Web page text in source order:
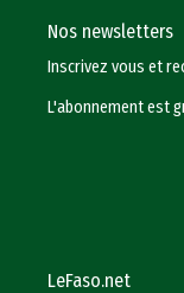
Nos newsletters
Inscrivez vous et
L'abonnement est
LeFaso.net